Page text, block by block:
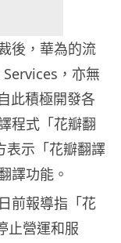
後，華為的流
，亦無
此積極開發各
程式「花瓣翻
表示「花瓣翻譯
譯功能。
前報導指「花
止營運和服